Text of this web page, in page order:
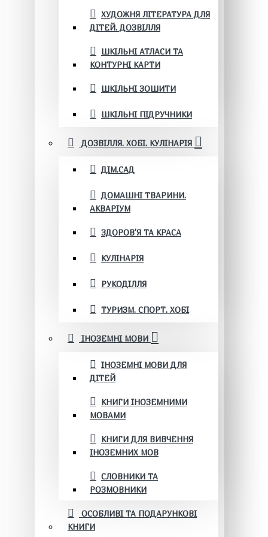
ХУДОЖНЯ ЛІТЕРАТУРА ДЛЯ
ДІТЕЙ. ДОЗВІЛЛЯ
ШКІЛЬНІ АТЛАСИ ТА
КОНТУРНІ КАРТИ
ШКІЛЬНІ ЗОШИТИ
ШКІЛЬНІ ПІДРУЧНИКИ
ДОЗВІЛЛЯ. ХОБІ. КУЛІНАРІЯ
ДІМ.САД
ДОМАШНІ ТВАРИНИ.
АКВАРІУМ
ЗДОРОВ'Я ТА КРАСА
КУЛІНАРІЯ
РУКОДІЛЛЯ
ТУРИЗМ. СПОРТ. ХОБІ
ІНОЗЕМНІ МОВИ
ІНОЗЕМНІ МОВИ ДЛЯ
ДІТЕЙ
КНИГИ ІНОЗЕМНИМИ
МОВАМИ
КНИГИ ДЛЯ ВИВЧЕННЯ
ІНОЗЕМНИХ МОВ
СЛОВНИКИ ТА
РОЗМОВНИКИ
ОСОБЛИВІ ТА ПОДАРУНКОВІ
КНИГИ